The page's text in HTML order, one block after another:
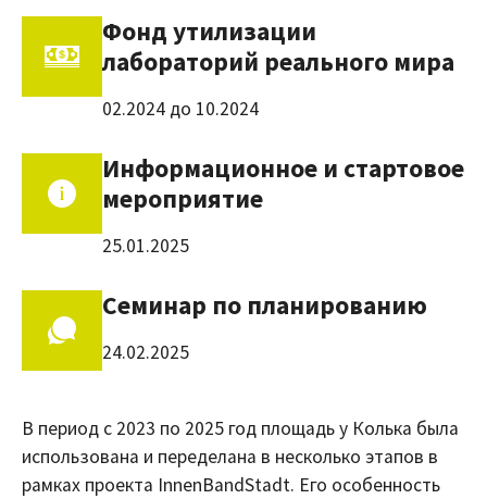
Фонд утилизации
лабораторий реального мира
02.2024 до 10.2024
Информационное и стартовое
мероприятие
25.01.2025
Семинар по планированию
24.02.2025
В период с 2023 по 2025 год площадь у Колька была
использована и переделана в несколько этапов в
рамках проекта InnenBandStadt. Его особенность